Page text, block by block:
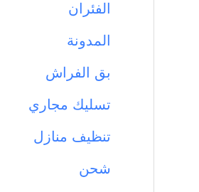
الفئران
المدونة
بق الفراش
تسليك مجاري
تنظيف منازل
شحن